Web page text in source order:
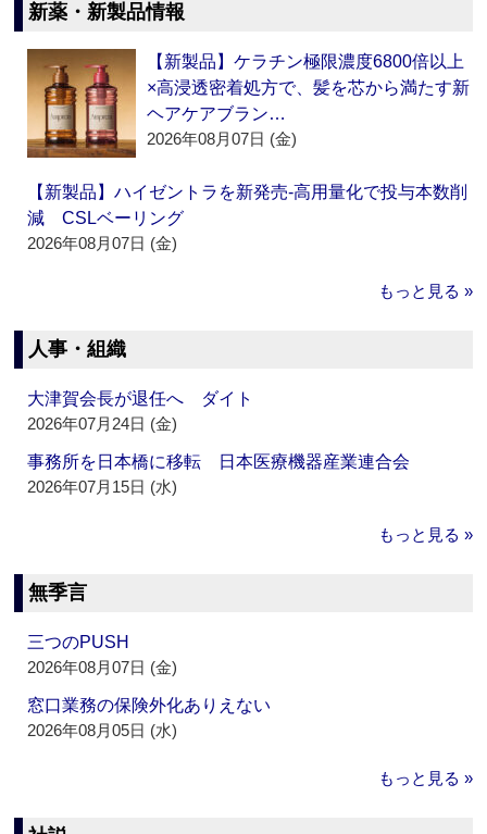
新薬・新製品情報
【新製品】ケラチン極限濃度6800倍以上
×高浸透密着処方で、髪を芯から満たす新
ヘアケアブラン…
2026年08月07日 (金)
【新製品】ハイゼントラを新発売‐高用量化で投与本数削
減 CSLベーリング
2026年08月07日 (金)
もっと見る »
人事・組織
大津賀会長が退任へ ダイト
2026年07月24日 (金)
事務所を日本橋に移転 日本医療機器産業連合会
2026年07月15日 (水)
もっと見る »
無季言
三つのPUSH
2026年08月07日 (金)
窓口業務の保険外化ありえない
2026年08月05日 (水)
もっと見る »